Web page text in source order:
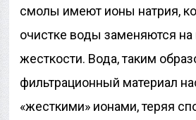
смолы имеют ионы натрия,
очистке воды заменяются
жесткости. Вода, таким
фильтрационный материал
«жесткими» ионами, теряя